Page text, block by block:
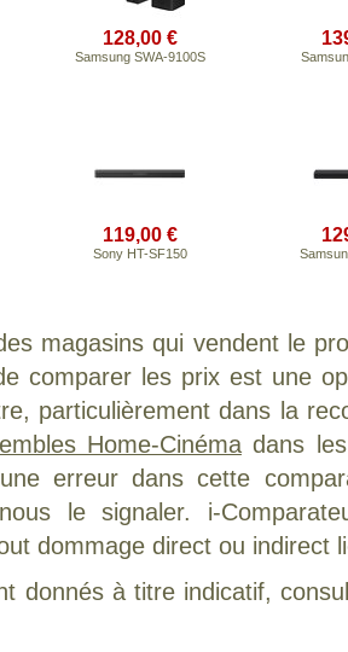
128,00 €
Samsung SWA-9100S
119,00 €
Sony HT-SF150
magasins qui vendent le
comparer les prix est une
particulièrement dans la
Home-Cinémadans les
erreur dans cette
le signaler. i-
dommage direct ou indirect
donnés à titre indicatif,